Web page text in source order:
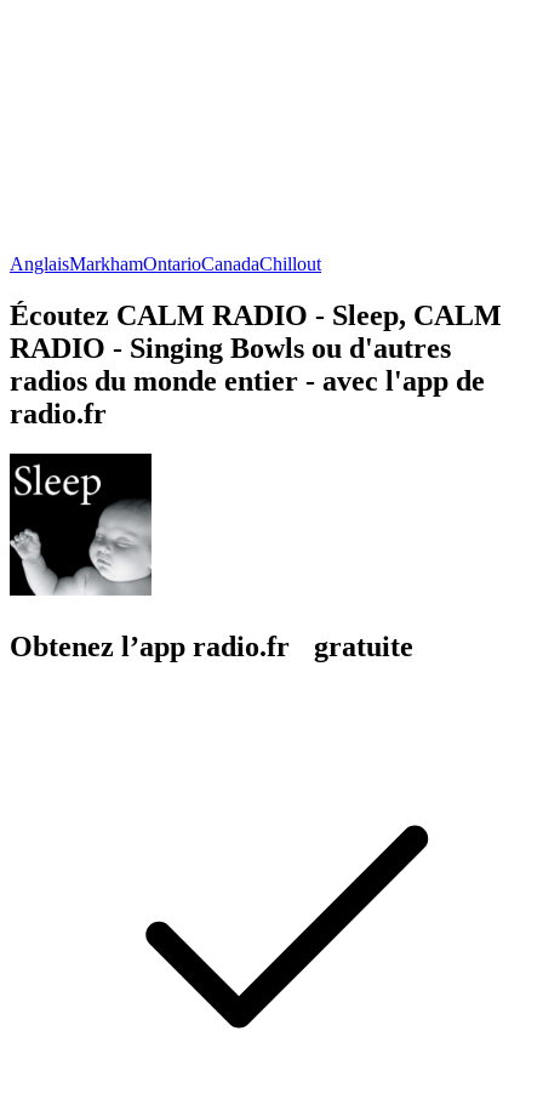
AnglaisMarkhamOntarioCanadaChillout
Écoutez CALM RADIO - Sleep, CALM
RADIO - Singing Bowls ou d'autres
radios du monde entier - avec l'app de
radio.fr
Obtenez l’app radio.fr gratuite